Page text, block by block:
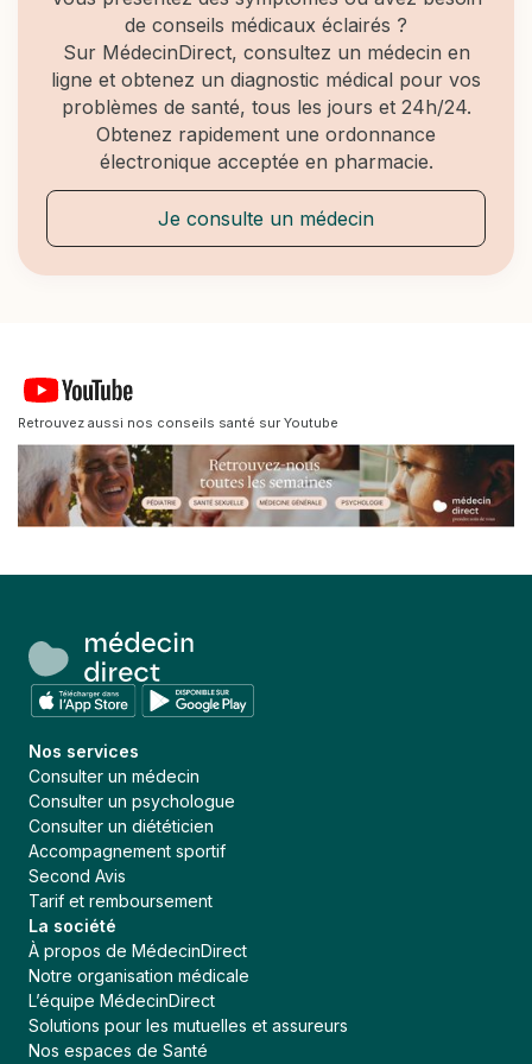
de conseils médicaux éclairés ?
Sur MédecinDirect, consultez un médecin en
ligne et obtenez un diagnostic médical pour vos
problèmes de santé, tous les jours et 24h/24.
Obtenez rapidement une ordonnance
électronique acceptée en pharmacie.
Je consulte un médecin
Retrouvez aussi nos conseils santé sur Youtube
Nos services
Consulter un médecin
Consulter un psychologue
Consulter un diététicien
Accompagnement sportif
Second Avis
Tarif et remboursement
La société
À propos de MédecinDirect
Notre organisation médicale
L’équipe MédecinDirect
Solutions pour les mutuelles et assureurs
Nos espaces de Santé